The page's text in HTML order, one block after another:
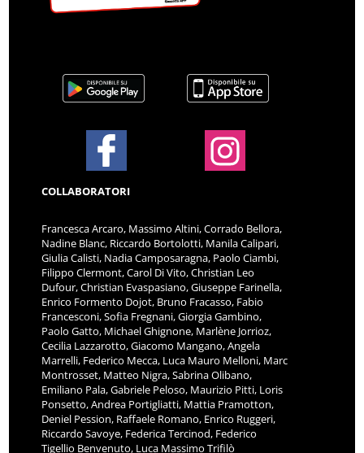
COLLABORATORI
Francesca Arcaro, Massimo Altini, Corrado Bellora,
Nadine Blanc, Riccardo Bortolotti, Manila Calipari,
Giulia Calisti, Nadia Camposaragna, Paolo Ciambi,
Filippo Clermont, Carol Di Vito, Christian Leo
Dufour, Christian Evaspasiano, Giuseppe Farinella,
Enrico Formento Dojot, Bruno Fracasso, Fabio
Francesconi, Sofia Fregnani, Giorgia Gambino,
Paolo Gatto, Michael Ghignone, Marlène Jorrioz,
Cecilia Lazzarotto, Giacomo Mangano, Angela
Marrelli, Federico Mecca, Luca Mauro Melloni, Marc
Montrosset, Matteo Nigra, Sabrina Olibano,
Emiliano Pala, Gabriele Peloso, Maurizio Pitti, Loris
Ponsetto, Andrea Portigliatti, Mattia Pramotton,
Deniel Pession, Raffaele Romano, Enrico Ruggeri,
Riccardo Savoye, Federica Tercinod, Federico
Tigellio Benvenuto, Luca Massimo Trifilò